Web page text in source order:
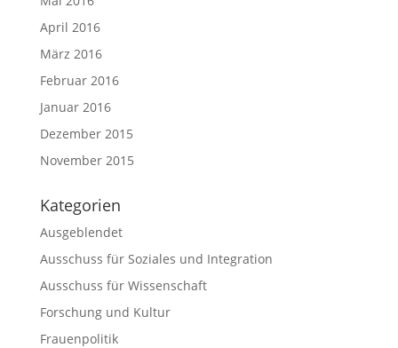
April 2016
März 2016
Februar 2016
Januar 2016
Dezember 2015
November 2015
Kategorien
Ausgeblendet
Ausschuss für Soziales und Integration
Ausschuss für Wissenschaft
Forschung und Kultur
Frauenpolitik